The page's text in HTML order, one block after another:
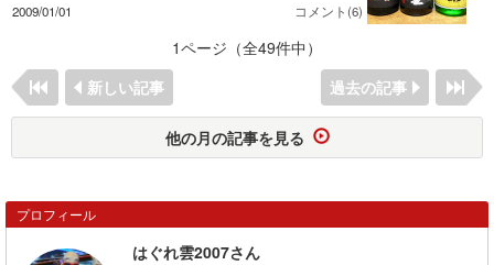
2009/01/01 コメント(6)
1ページ（全49件中）
新しい記事
過去の記事
他の月の記事を見る
プロフィール
はぐれ雲2007さん